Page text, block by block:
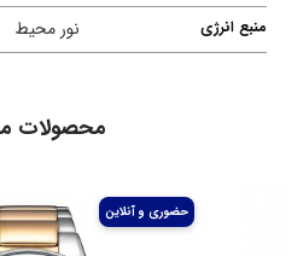
منبع انرژی
نور محیط
محصولات